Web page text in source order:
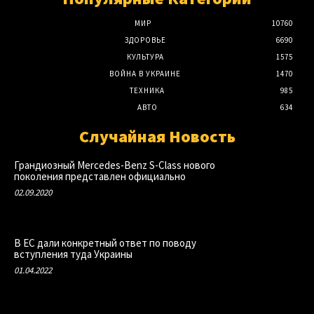
МИР
10760
ЗДОРОВЬЕ
6690
КУЛЬТУРА
1575
ВОЙНА В УКРАИНЕ
1470
ТЕХНИКА
985
АВТО
634
Случайная Новость
Грандиозный Mercedes-Benz S-Class нового
поколения представлен официально
02.09.2020
В ЕС дали конкретный ответ по поводу
вступления туда Украины
01.04.2022